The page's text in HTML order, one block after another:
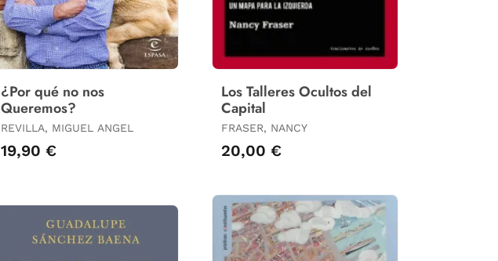
¿Por qué no nos
Queremos?
REVILLA, MIGUEL ANGEL
19,90 €
Los Talleres Ocultos del
Capital
FRASER, NANCY
20,00 €